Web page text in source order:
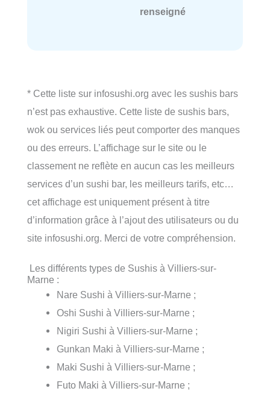
renseigné
* Cette liste sur infosushi.org avec les sushis bars
n’est pas exhaustive. Cette liste de sushis bars,
wok ou services liés peut comporter des manques
ou des erreurs. L’affichage sur le site ou le
classement ne reflète en aucun cas les meilleurs
services d’un sushi bar, les meilleurs tarifs, etc…
cet affichage est uniquement présent à titre
d’information grâce à l’ajout des utilisateurs ou du
site infosushi.org. Merci de votre compréhension.
Les différents types de Sushis à Villiers-sur-
Marne :
Nare Sushi à Villiers-sur-Marne ;
Oshi Sushi à Villiers-sur-Marne ;
Nigiri Sushi à Villiers-sur-Marne ;
Gunkan Maki à Villiers-sur-Marne ;
Maki Sushi à Villiers-sur-Marne ;
Futo Maki à Villiers-sur-Marne ;